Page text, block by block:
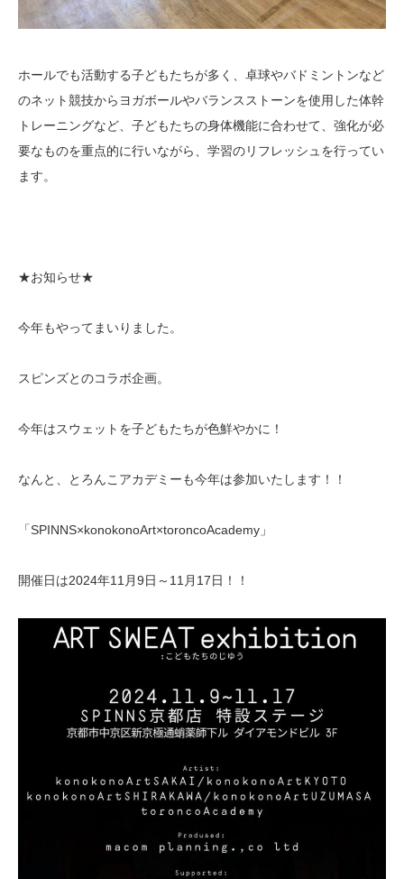
ホールでも活動する子どもたちが多く、卓球やバドミントンなど
のネット競技からヨガボールやバランスストーンを使用した体幹
トレーニングなど、子どもたちの身体機能に合わせて、強化が必
要なものを重点的に行いながら、学習のリフレッシュを行ってい
ます。
★お知らせ★
今年もやってまいりました。
スピンズとのコラボ企画。
今年はスウェットを子どもたちが色鮮やかに！
なんと、とろんこアカデミーも今年は参加いたします！！
「SPINNS×konokonoArt×toroncoAcademy」
開催日は2024年11月9日～11月17日！！